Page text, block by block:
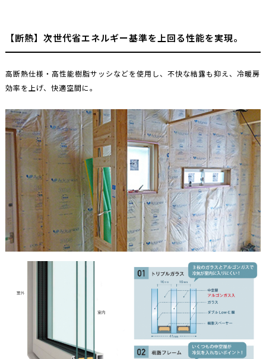
【断熱】次世代省エネルギー基準を上回る性能を実現。
高断熱仕様・高性能樹脂サッシなどを使用し、不快な結露も抑え、冷暖房
効率を上げ、快適空間に。